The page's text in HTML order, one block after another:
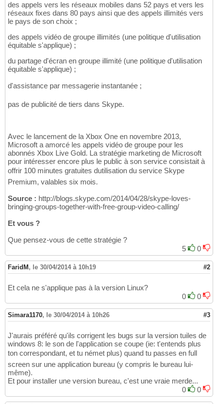
des appels vers les réseaux mobiles dans 52 pays et vers les
réseaux fixes dans 80 pays ainsi que des appels illimités vers
le pays de son choix ;
des appels vidéo de groupe illimités (une politique d'utilisation
équitable s'applique) ;
du partage d'écran en groupe illimité (une politique d'utilisation
équitable s'applique) ;
d'assistance par messagerie instantanée ;
pas de publicité de tiers dans Skype.
Avec le lancement de la Xbox One en novembre 2013,
Microsoft a amorcé les appels vidéo de groupe pour les
abonnés Xbox Live Gold. La stratégie marketing de Microsoft
pour intéresser encore plus le public à son service consistait à
offrir 100 minutes gratuites dutilisation du service Skype
Premium, valables six mois.
Source : http://blogs.skype.com/2014/04/28/skype-loves-
bringing-groups-together-with-free-group-video-calling/
Et vous ?
Que pensez-vous de cette stratégie ?
5
0
FaridM , le 30/04/2014 à 10h19 #2
Et cela ne s'applique pas à la version Linux?
0
0
Simara1170, le 30/04/2014 à 10h26 #3
J'aurais préféré qu'ils corrigent les bugs sur la version tuiles de
windows 8: le son de l'application se coupe (ie: t'entends plus
ton correspondant, et tu német plus) quand tu passes en full
screen sur une application bureau (y compris le bureau lui-
même).
Et pour installer une version bureau, c'est une vraie merde...
0
0